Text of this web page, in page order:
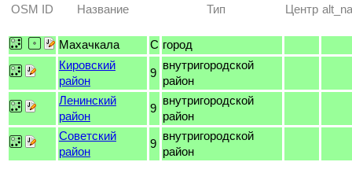
OSM ID Название Тип Центр
Махачкала C город
Кировский
район
9
внутригородской
район
Ленинский
район
9
внутригородской
район
Советский
район
9
внутригородской
район